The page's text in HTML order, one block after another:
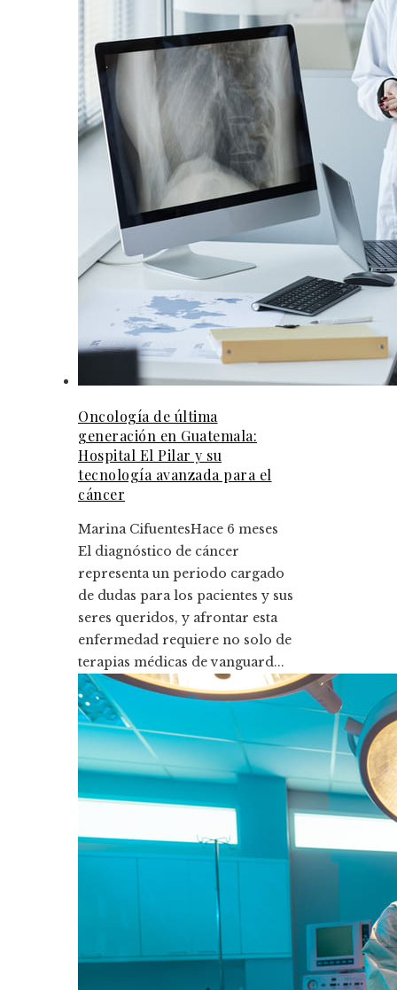
Oncología de última
generación en Guatemala:
Hospital El Pilar y su
tecnología avanzada para el
cáncer
Marina CifuentesHace 6 meses
El diagnóstico de cáncer
representa un periodo cargado
de dudas para los pacientes y sus
seres queridos, y afrontar esta
enfermedad requiere no solo de
terapias médicas de vanguard...